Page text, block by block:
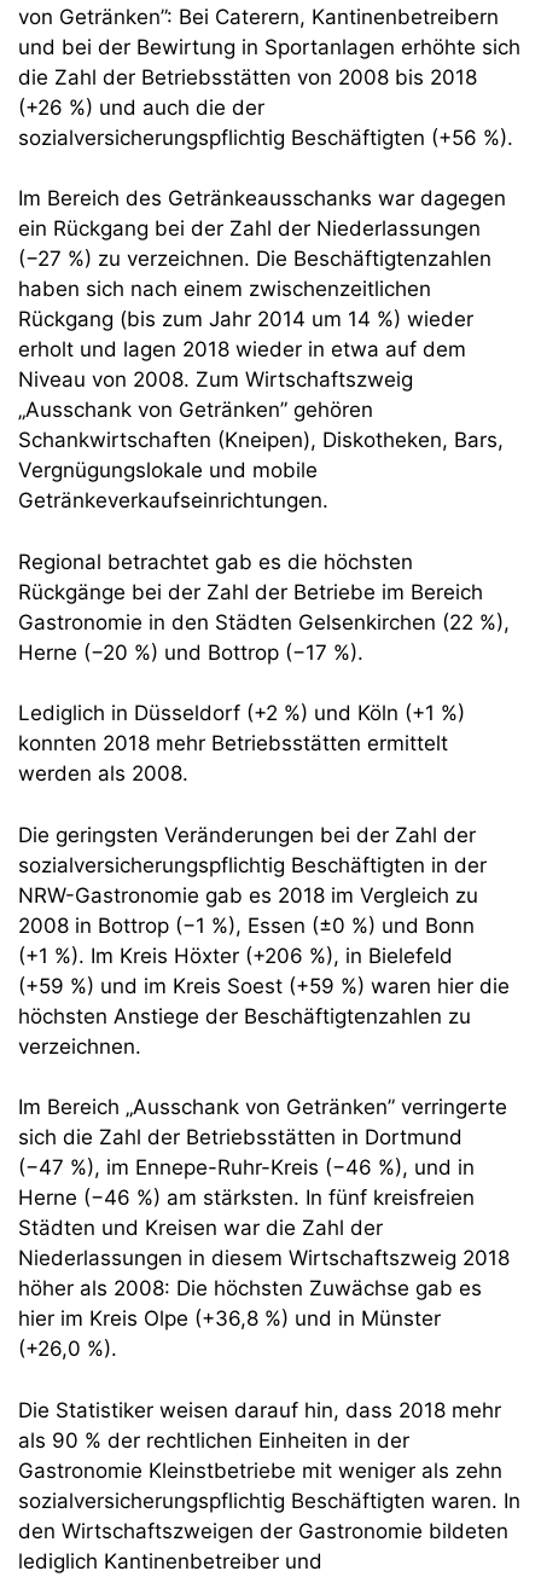
von Getränken”: Bei Caterern, Kantinenbetreibern
und bei der Bewirtung in Sportanlagen erhöhte sich
die Zahl der Betriebsstätten von 2008 bis 2018
(+26 %) und auch die der
sozialversicherungspflichtig Beschäftigten (+56 %).
Im Bereich des Getränkeausschanks war dagegen
ein Rückgang bei der Zahl der Niederlassungen
(−27 %) zu verzeichnen. Die Beschäftigtenzahlen
haben sich nach einem zwischenzeitlichen
Rückgang (bis zum Jahr 2014 um 14 %) wieder
erholt und lagen 2018 wieder in etwa auf dem
Niveau von 2008. Zum Wirtschaftszweig
„Ausschank von Getränken” gehören
Schankwirtschaften (Kneipen), Diskotheken, Bars,
Vergnügungslokale und mobile
Getränkeverkaufseinrichtungen.
Regional betrachtet gab es die höchsten
Rückgänge bei der Zahl der Betriebe im Bereich
Gastronomie in den Städten Gelsenkirchen (22 %),
Herne (−20 %) und Bottrop (−17 %).
Lediglich in Düsseldorf (+2 %) und Köln (+1 %)
konnten 2018 mehr Betriebsstätten ermittelt
werden als 2008.
Die geringsten Veränderungen bei der Zahl der
sozialversicherungspflichtig Beschäftigten in der
NRW-Gastronomie gab es 2018 im Vergleich zu
2008 in Bottrop (−1 %), Essen (±0 %) und Bonn
(+1 %). Im Kreis Höxter (+206 %), in Bielefeld
(+59 %) und im Kreis Soest (+59 %) waren hier die
höchsten Anstiege der Beschäftigtenzahlen zu
verzeichnen.
Im Bereich „Ausschank von Getränken” verringerte
sich die Zahl der Betriebsstätten in Dortmund
(−47 %), im Ennepe-Ruhr-Kreis (−46 %), und in
Herne (−46 %) am stärksten. In fünf kreisfreien
Städten und Kreisen war die Zahl der
Niederlassungen in diesem Wirtschaftszweig 2018
höher als 2008: Die höchsten Zuwächse gab es
hier im Kreis Olpe (+36,8 %) und in Münster
(+26,0 %).
Die Statistiker weisen darauf hin, dass 2018 mehr
als 90 % der rechtlichen Einheiten in der
Gastronomie Kleinstbetriebe mit weniger als zehn
sozialversicherungspflichtig Beschäftigten waren. In
den Wirtschaftszweigen der Gastronomie bildeten
lediglich Kantinenbetreiber und